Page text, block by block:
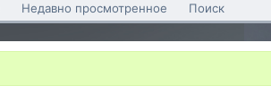
Недавно просмотренное Поиск